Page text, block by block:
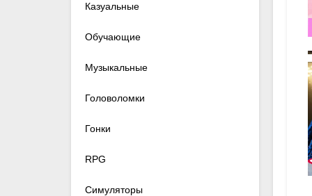
Казуальные
Обучающие
Музыкальные
Головоломки
Гонки
RPG
Симуляторы